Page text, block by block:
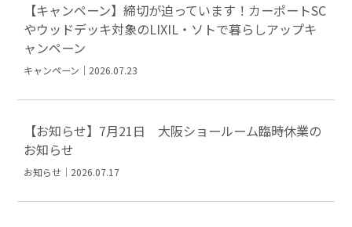
【キャンペーン】締切が迫っています！カーポートSC
やウッドデッキ対象のLIXIL・ソトで暮らしアップキ
ャンペーン
キャンペーン｜2026.07.23
【お知らせ】7月21日 大阪ショールーム臨時休業の
お知らせ
お知らせ｜2026.07.17